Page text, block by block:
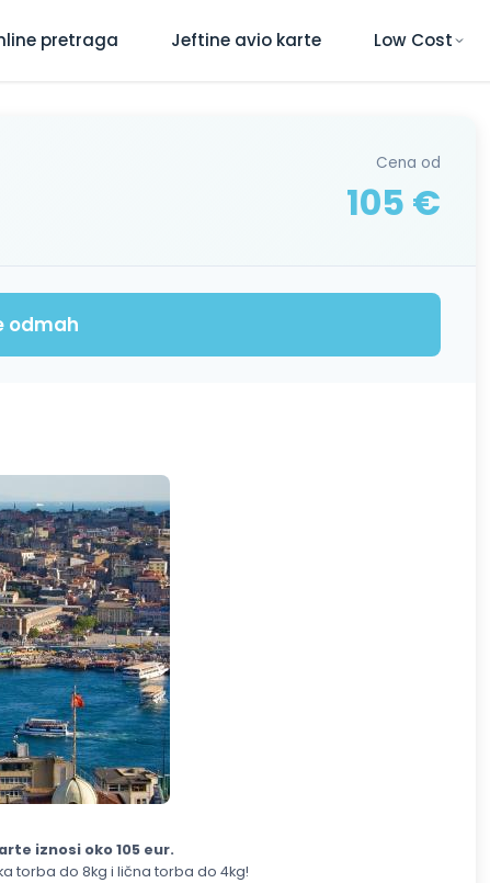
pretraga Jeftine avio karte Low Cost
Cena od
105 €
odmah
iznosi oko 105 eur.
torba do 8kg i lična torba do 4kg!